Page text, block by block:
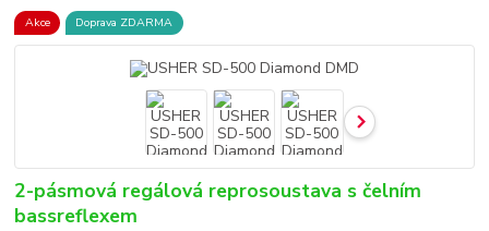
Akce Doprava ZDARMA
2-pásmová regálová reprosoustava s čelním
bassreflexem